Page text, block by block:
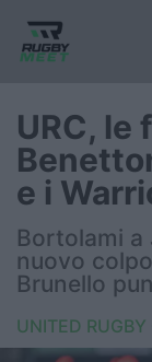
Nazionale
Nazionali
Rugby
FIR
URC, le
e i
Bortolami a
nuovo
Brunello
UNITED